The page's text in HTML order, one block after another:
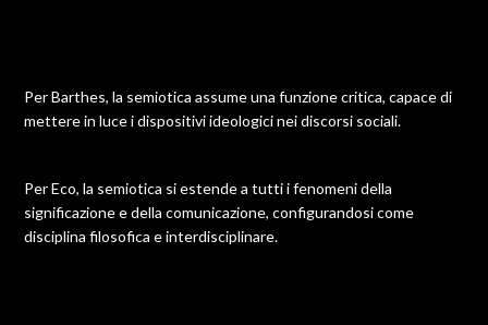
Per Barthes, la semiotica assume una funzione critica, capace di
mettere in luce i dispositivi ideologici nei discorsi sociali.
Per Eco, la semiotica si estende a tutti i fenomeni della
significazione e della comunicazione, configurandosi come
disciplina filosofica e interdisciplinare.